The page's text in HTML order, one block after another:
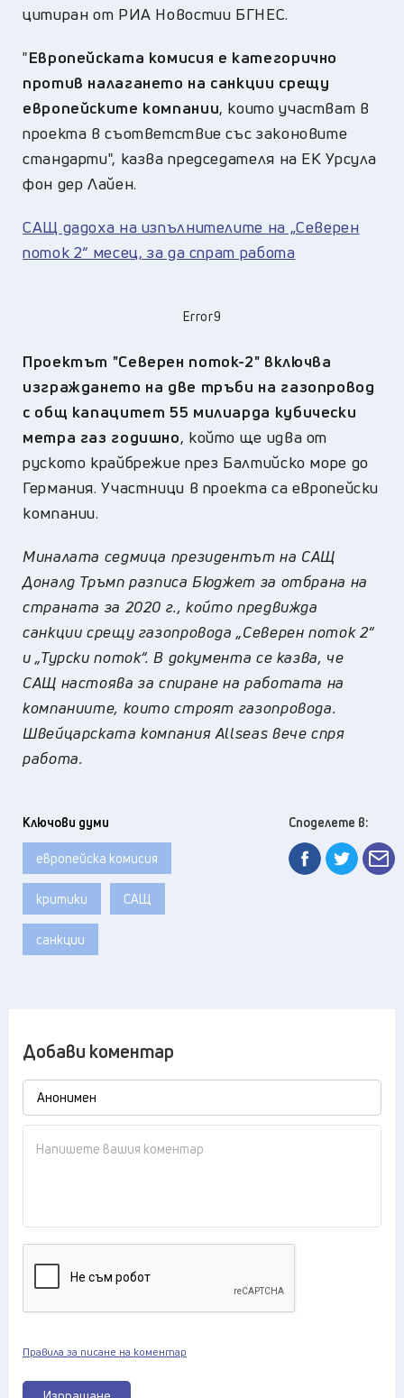
цитиран от РИА Новостии БГНЕС.
"Европейската комисия е категорично
против налагането на санкции срещу
европейските компании, които участват в
проекта в съответствие със законовите
стандарти", казва председателя на ЕК Урсула
фон дер Лайен.
САЩ дадоха на изпълнителите на „Северен
поток 2“ месец, за да спрат работа
Error9
Проектът "Северен поток-2" включва
изграждането на две тръби на газопровод
с общ капацитет 55 милиарда кубически
метра газ годишно, който ще идва от
руското крайбрежие през Балтийско море до
Германия. Участници в проекта са европейски
компании.
Миналата седмица президентът на САЩ
Доналд Тръмп разписа Бюджет за отбрана на
страната за 2020 г., който предвижда
санкции срещу газопровода „Северен поток 2“
и „Турски поток“. В документа се казва, че
САЩ настоява за спиране на работата на
компаниите, които строят газопровода.
Швейцарската компания Allseas вече спря
работа.
Ключови думи
европейска комисия
критики САЩ
санкции
Споделете в:
Добави коментар
Правила за писане на коментар